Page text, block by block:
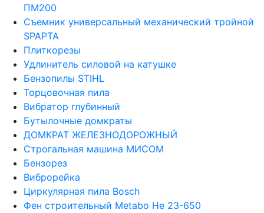
ПМ200
Съемник универсальный механический тройной
SPAPTA
Плиткорезы
Удлинитель силовой на катушке
Бензопилы STIHL
Торцовочная пила
Вибратор глубинный
Бутылочные домкраты
ДОМКРАТ ЖЕЛЕЗНОДОРОЖНЫЙ
Строгальная машина МИСОМ
Бензорез
Виброрейка
Циркулярная пила Bosch
Фен строительный Metabo Не 23-650